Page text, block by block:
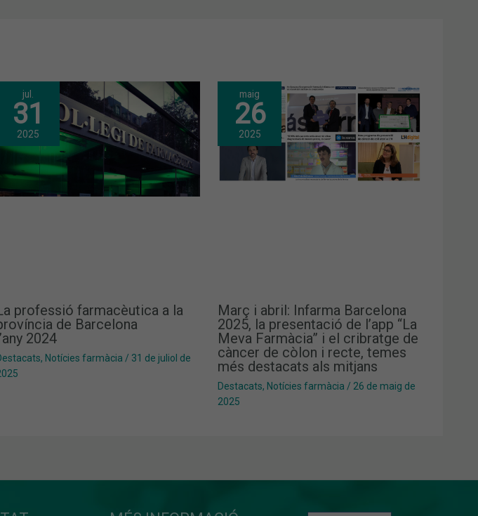
jul.
31
2025
professió farmacèutica a la
de Barcelona
2024
, Notícies farmàcia / 31 de juliol de
maig
26
2025
Març i abril: Infarma Barcelona
2025, la presentació de l’app “La
Meva Farmàcia” i el cribratge de
càncer de còlon i recte, temes
més destacats als mitjans
Destacats, Notícies farmàcia / 26 de maig de
2025